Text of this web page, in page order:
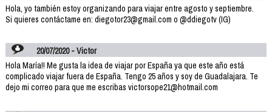
Hola, yo también estoy organizando para viajar entre agosto y septiembre.
Si quieres contáctame en: diegotor23@gmail.com o @ddiegotv (IG)
20/07/2020 - Victor
Hola María!! Me gusta la idea de viajar por España ya que este año está
complicado viajar fuera de España. Tengo 25 años y soy de Guadalajara. Te
dejo mi correo para que me escribas victorsope21@hotmail.com